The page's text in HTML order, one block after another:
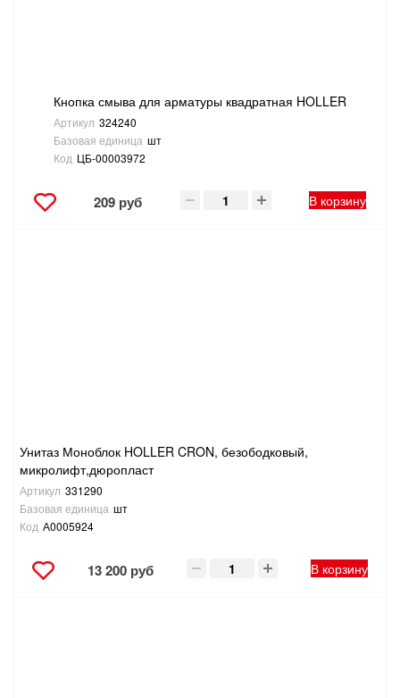
ЭЛЕКТРОМОНТАЖНЫЕ ТОВАРЫ, СВЕТОТЕХНИКА
Кнопка смыва для арматуры квадратная HOLLER
Артикул 324240
Базовая единица шт
Код ЦБ-00003972
209 руб В корзину
Унитаз Моноблок HOLLER CRON, безободковый,
микролифт,дюропласт
Артикул 331290
Базовая единица шт
Код А0005924
13 200 руб В корзину